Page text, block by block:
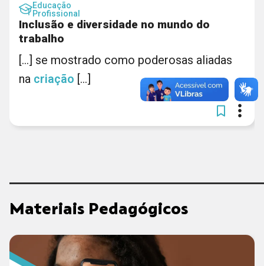
Educação
Profissional
Inclusão e diversidade no mundo do
trabalho
[...] se mostrado como poderosas aliadas
na criação [...]
Materiais Pedagógicos